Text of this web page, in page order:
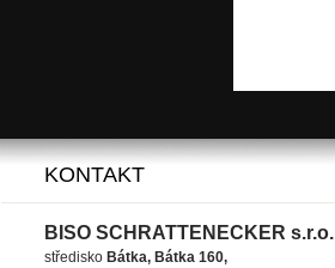
KONTAKT
BISO SCHRATTENECKER s.r.o.
středisko Bátka, Bátka 160,